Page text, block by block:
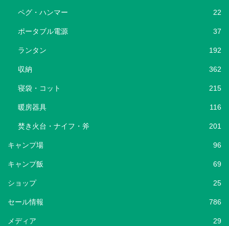
ペグ・ハンマー 22
ポータブル電源 37
ランタン 192
収納 362
寝袋・コット 215
暖房器具 116
焚き火台・ナイフ・斧 201
キャンプ場 96
キャンプ飯 69
ショップ 25
セール情報 786
メディア 29